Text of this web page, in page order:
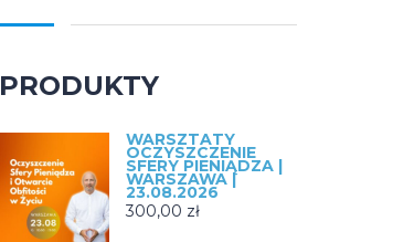
PRODUKTY
WARSZTATY
OCZYSZCZENIE
SFERY PIENIĄDZA |
WARSZAWA |
23.08.2026
300,00 zł